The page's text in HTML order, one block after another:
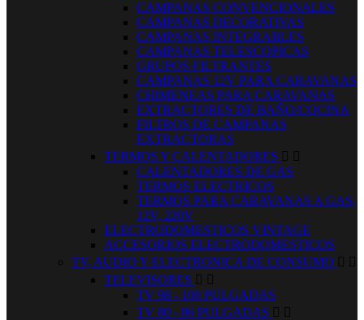
CAMPANAS CONVENCIONALES
CAMPANAS DECORATIVAS
CAMPANAS INTEGRABLES
CAMPANAS TELESCOPICAS
GRUPOS FILTRANTES
CAMPANAS 12V PARA CARAVANAS
CHIMENEAS PARA CARAVANAS
EXTRACTORES DE BAÑO/COCINA
FILTROS DE CAMPANAS
EXTRACTORAS
TERMOS Y CALENTADORES  
CALENTADORES DE GAS
TERMOS ELECTRICOS
TERMOS PARA CARAVANAS A GAS,
12V, 220V
ELECTRODOMESTICOS VINTAGE
ACCESORIOS ELECTRODOMESTICOS
TV, AUDIO Y ELECTRONICA DE CONSUMO  
TELEVISORES  
TV 98 - 100 PULGADAS
TV 80 - 86 PULGADAS  